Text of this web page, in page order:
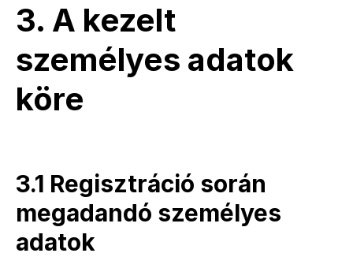
3. A kezelt
személyes adatok
köre
3.1 Regisztráció során
megadandó személyes
adatok